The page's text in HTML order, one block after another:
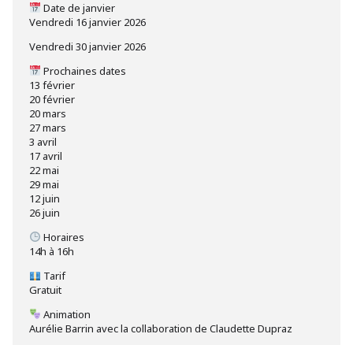
Date de janvier
Vendredi 16 janvier 2026
Vendredi 30 janvier 2026
Prochaines dates
13 février
20 février
20 mars
27 mars
3 avril
17 avril
22 mai
29 mai
12 juin
26 juin
Horaires
14h à 16h
Tarif
Gratuit
Animation
Aurélie Barrin avec la collaboration de Claudette Dupraz